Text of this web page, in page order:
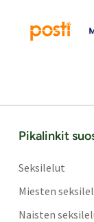
Pikalinkit
Seksilelut
Miesten
Naisten